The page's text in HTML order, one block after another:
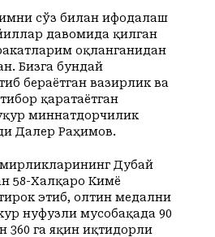
сўз билан ифодалаш
давомида қилган
оқланганидан
Бизга бундай
бераётган вазирлик ва
қаратаётган
миннатдорчилик
Далер Раҳимов.
Дубай
58-Халқаро Кимё
этиб, олтин медални
нуфузли мусобақада 90
360 га яқин иқтидорли